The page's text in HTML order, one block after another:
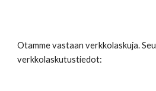
Otamme vastaan verkkolaskuja.
verkkolaskutustiedot: